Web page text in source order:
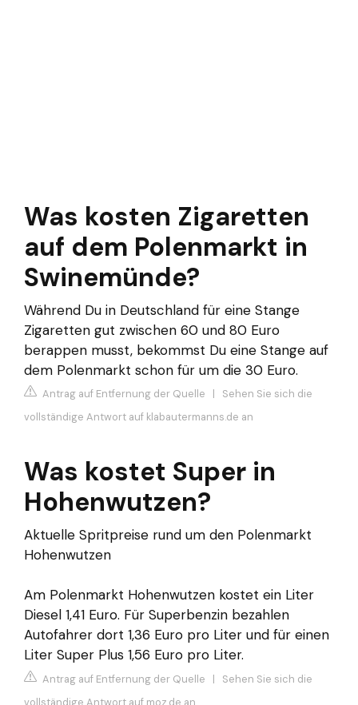
Was kosten Zigaretten
auf dem Polenmarkt in
Swinemünde?
Während Du in Deutschland für eine Stange
Zigaretten gut zwischen 60 und 80 Euro
berappen musst, bekommst Du eine Stange auf
dem Polenmarkt schon für um die 30 Euro.
Antrag auf Entfernung der Quelle | Sehen Sie sich die
vollständige Antwort auf klabautermanns.de an
Was kostet Super in
Hohenwutzen?
Aktuelle Spritpreise rund um den Polenmarkt
Hohenwutzen
Am Polenmarkt Hohenwutzen kostet ein Liter
Diesel 1,41 Euro. Für Superbenzin bezahlen
Autofahrer dort 1,36 Euro pro Liter und für einen
Liter Super Plus 1,56 Euro pro Liter.
Antrag auf Entfernung der Quelle | Sehen Sie sich die
vollständige Antwort auf moz.de an